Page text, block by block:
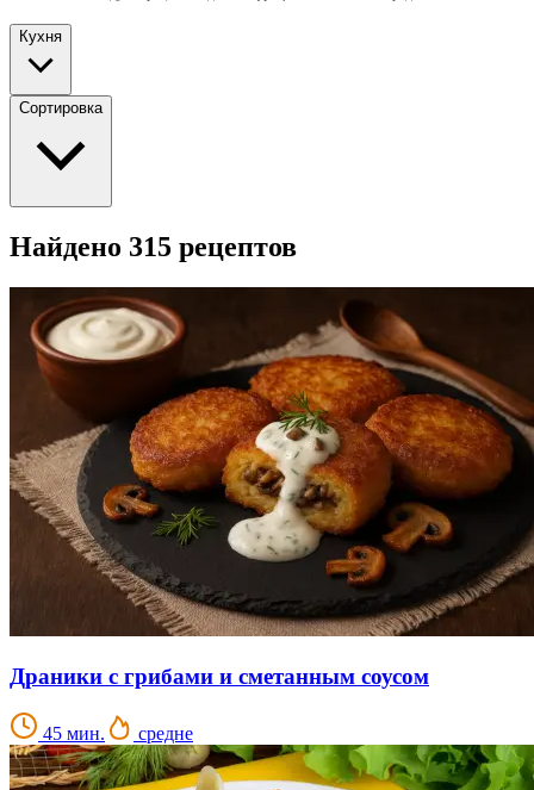
Кухня
Сортировка
Найдено 315 рецептов
Драники с грибами и сметанным соусом
45 мин. средне